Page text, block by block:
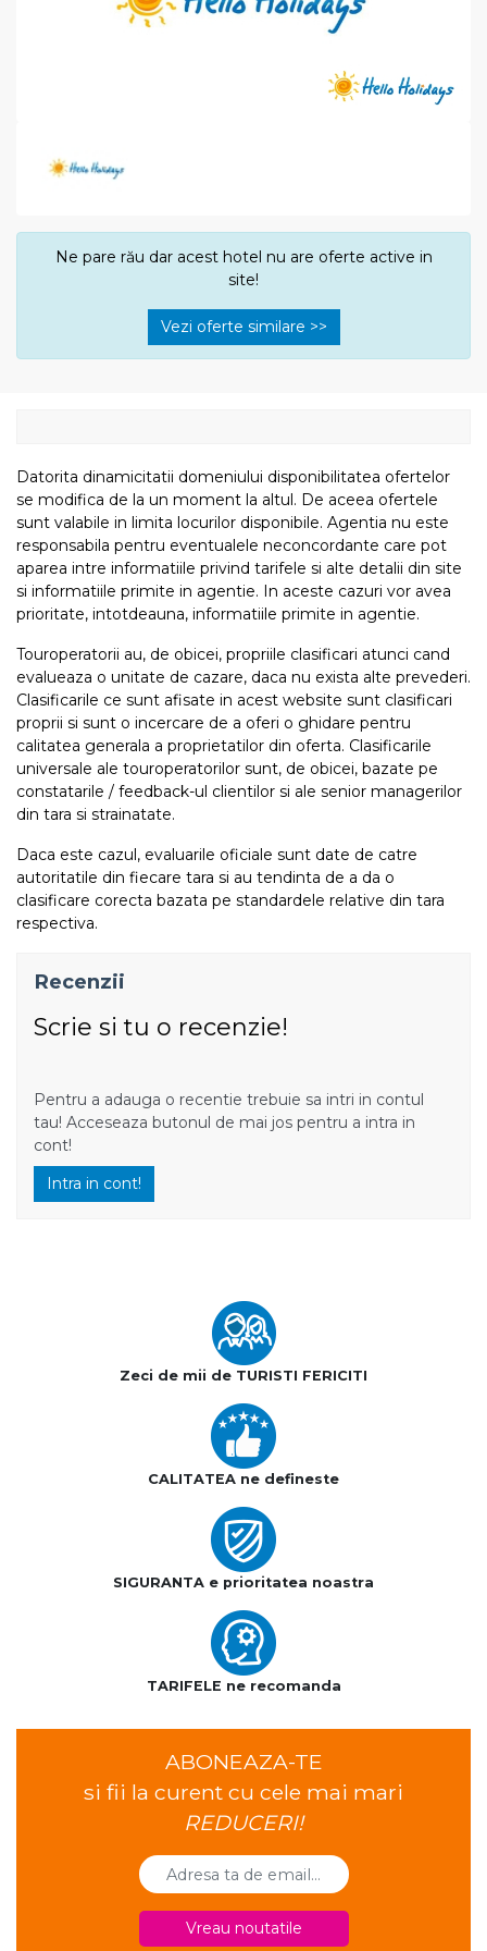
Ne pare rău dar acest hotel nu are oferte active in
site!
Vezi oferte similare >>
Datorita dinamicitatii domeniului disponibilitatea ofertelor
se modifica de la un moment la altul. De aceea ofertele
sunt valabile in limita locurilor disponibile. Agentia nu este
responsabila pentru eventualele neconcordante care pot
aparea intre informatiile privind tarifele si alte detalii din site
si informatiile primite in agentie. In aceste cazuri vor avea
prioritate, intotdeauna, informatiile primite in agentie.
Touroperatorii au, de obicei, propriile clasificari atunci cand
evalueaza o unitate de cazare, daca nu exista alte prevederi.
Clasificarile ce sunt afisate in acest website sunt clasificari
proprii si sunt o incercare de a oferi o ghidare pentru
calitatea generala a proprietatilor din oferta. Clasificarile
universale ale touroperatorilor sunt, de obicei, bazate pe
constatarile / feedback-ul clientilor si ale senior managerilor
din tara si strainatate.
Daca este cazul, evaluarile oficiale sunt date de catre
autoritatile din fiecare tara si au tendinta de a da o
clasificare corecta bazata pe standardele relative din tara
respectiva.
Recenzii
Scrie si tu o recenzie!
Pentru a adauga o recentie trebuie sa intri in contul
tau! Acceseaza butonul de mai jos pentru a intra in
cont!
Intra in cont!
Zeci de mii de TURISTI FERICITI
CALITATEA ne defineste
SIGURANTA e prioritatea noastra
TARIFELE ne recomanda
ABONEAZA-TE
si fii la curent cu cele mai mari
REDUCERI!
Vreau noutatile